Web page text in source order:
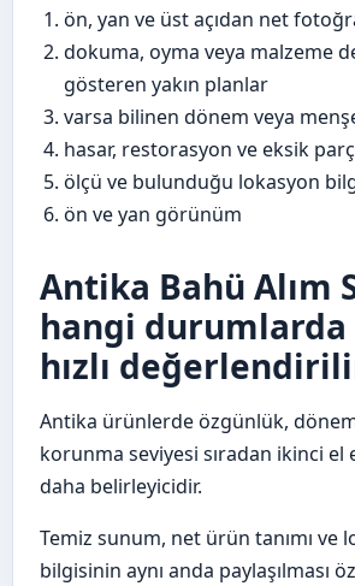
ön, yan ve üst açıdan net
dokuma, oyma veya malzeme
gösteren yakın planlar
varsa bilinen dönem veya
hasar, restorasyon ve eksik
ölçü ve bulunduğu lokasyon
ön ve yan görünüm
Antika Bahü Alım
hangi durumlarda
hızlı
Antika ürünlerde özgünlük,
korunma seviyesi sıradan ikinci el
daha belirleyicidir.
Temiz sunum, net ürün tanımı ve
bilgisinin aynı anda paylaşılması